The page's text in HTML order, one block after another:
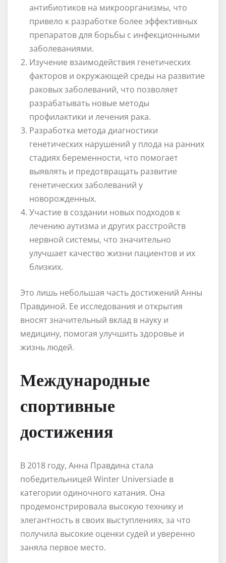
антибиотиков на микроорганизмы, что
привело к разработке более эффективных
препаратов для борьбы с инфекционными
заболеваниями.
Изучение взаимодействия генетических
факторов и окружающей среды на развитие
раковых заболеваний, что позволяет
разрабатывать новые методы
профилактики и лечения рака.
Разработка метода диагностики
генетических нарушений у плода на ранних
стадиях беременности, что помогает
выявлять и предотвращать развитие
генетических заболеваний у
новорожденных.
Участие в создании новых подходов к
лечению аутизма и других расстройств
нервной системы, что значительно
улучшает качество жизни пациентов и их
близких.
Это лишь небольшая часть достижений Анны
Правдиной. Ее исследования и открытия
вносят значительный вклад в науку и
медицину, помогая улучшить здоровье и
жизнь людей.
Международные
спортивные
достижения
В 2018 году, Анна Правдина стала
победительницей Winter Universiade в
категории одиночного катания. Она
продемонстрировала высокую технику и
элегантность в своих выступлениях, за что
получила высокие оценки судей и уверенно
заняла первое место.